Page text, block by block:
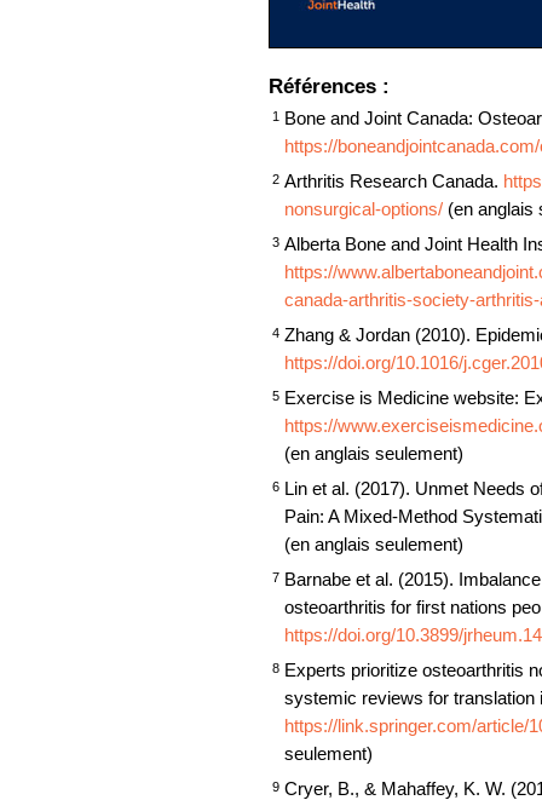
Références :
1 Bone and Joint Canada:
https://
2 Arthritis Research Canada.
nonsurgical-options/ (en anglais
3 Alberta Bone and Joint Health
https://
canada-arthritis-society-
4 Zhang & Jordan (2010).
https://doi.org/10.1016/
5 Exercise is Medicine website:
https://
(en anglais seulement)
6 Lin et al. (2017). Unmet Needs
Pain: A Mixed-Method
(en anglais seulement)
7 Barnabe et al. (2015).
osteoarthritis for first nations
https://doi.org/10.3899/
8 Experts prioritize osteoarthritis
systemic reviews for translation
https://link.springer.com/article/
seulement)
9 Cryer, B., & Mahaffey, K. W.